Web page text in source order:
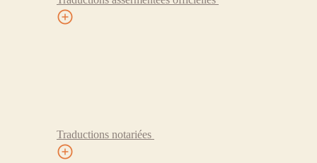
Traductions notariées